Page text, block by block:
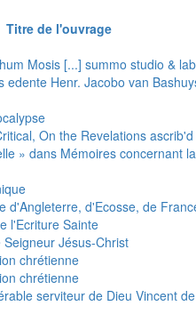
Titre de l'ouvrage
Mosis [...] summo studio &
edente Henr. Jacobo van
On the Revelations
» dans Mémoires concernant
d'Angleterre, d'Ecosse, de
l'Ecriture Sainte
Jésus-Christ
chrétienne
chrétienne
serviteur de Dieu Vincent